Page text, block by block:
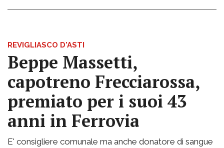
REVIGLIASCO D'ASTI
Beppe Massetti,
capotreno Frecciarossa,
premiato per i suoi 43
anni in Ferrovia
E' consigliere comunale ma anche donatore di sangue